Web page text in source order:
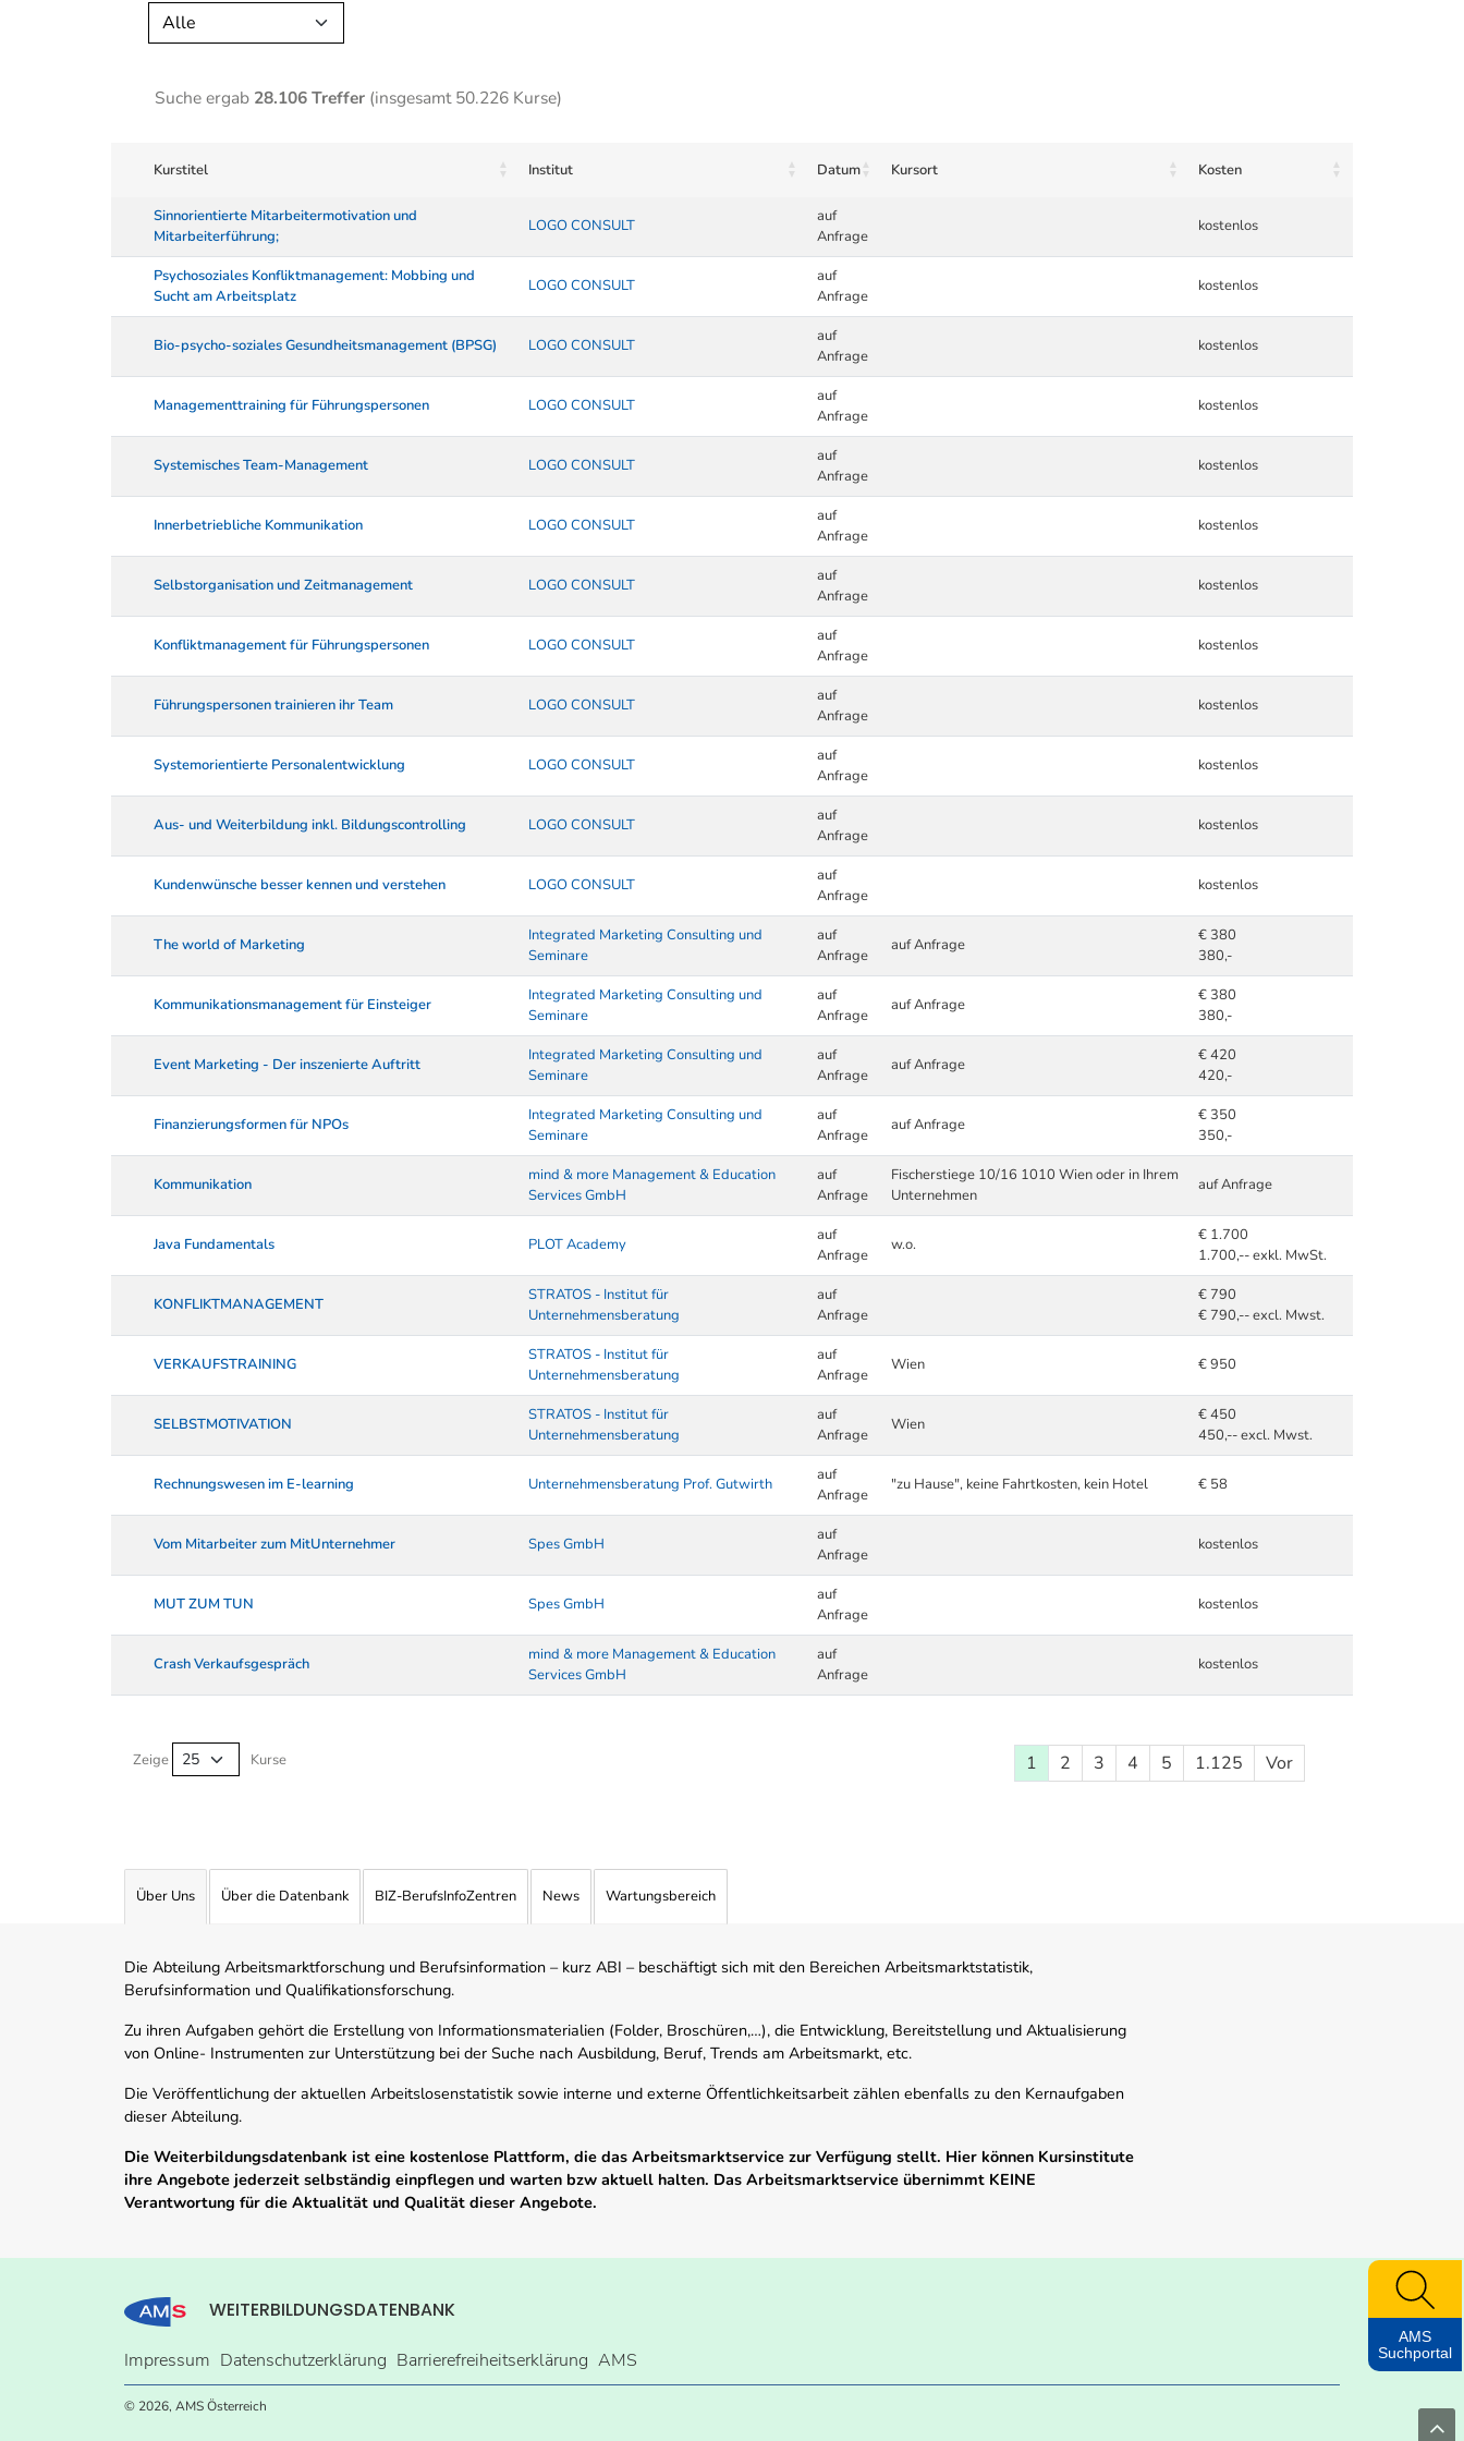
Alle
Suche ergab 28.106 Treffer (insgesamt 50.226 Kurse)
Kurstitel Institut Datum Kursort Kosten
Sinnorientierte Mitarbeitermotivation und
Mitarbeiterführung;
LOGO CONSULT
auf
Anfrage
kostenlos
Psychosoziales Konfliktmanagement: Mobbing und
Sucht am Arbeitsplatz
LOGO CONSULT
auf
Anfrage
kostenlos
Bio-psycho-soziales Gesundheitsmanagement (BPSG) LOGO CONSULT
auf
Anfrage
kostenlos
Managementtraining für Führungspersonen LOGO CONSULT
auf
Anfrage
kostenlos
Systemisches Team-Management LOGO CONSULT
auf
Anfrage
kostenlos
Innerbetriebliche Kommunikation LOGO CONSULT
auf
Anfrage
kostenlos
Selbstorganisation und Zeitmanagement LOGO CONSULT
auf
Anfrage
kostenlos
Konfliktmanagement für Führungspersonen LOGO CONSULT
auf
Anfrage
kostenlos
Führungspersonen trainieren ihr Team LOGO CONSULT
auf
Anfrage
kostenlos
Systemorientierte Personalentwicklung LOGO CONSULT
auf
Anfrage
kostenlos
Aus- und Weiterbildung inkl. Bildungscontrolling LOGO CONSULT
auf
Anfrage
kostenlos
Kundenwünsche besser kennen und verstehen LOGO CONSULT
auf
Anfrage
kostenlos
The world of Marketing
Integrated Marketing Consulting und
Seminare
auf
Anfrage
auf Anfrage
€ 380
380,-
Kommunikationsmanagement für Einsteiger
Integrated Marketing Consulting und
Seminare
auf
Anfrage
auf Anfrage
€ 380
380,-
Event Marketing - Der inszenierte Auftritt
Integrated Marketing Consulting und
Seminare
auf
Anfrage
auf Anfrage
€ 420
420,-
Finanzierungsformen für NPOs
Integrated Marketing Consulting und
Seminare
auf
Anfrage
auf Anfrage
€ 350
350,-
Kommunikation
mind & more Management & Education
Services GmbH
auf
Anfrage
Fischerstiege 10/16 1010 Wien oder in Ihrem
Unternehmen
auf Anfrage
Java Fundamentals PLOT Academy
auf
Anfrage
w.o.
€ 1.700
1.700,-- exkl. MwSt.
KONFLIKTMANAGEMENT
STRATOS - Institut für
Unternehmensberatung
auf
Anfrage
€ 790
€ 790,-- excl. Mwst.
VERKAUFSTRAINING
STRATOS - Institut für
Unternehmensberatung
auf
Anfrage
Wien € 950
SELBSTMOTIVATION
STRATOS - Institut für
Unternehmensberatung
auf
Anfrage
Wien
€ 450
450,-- excl. Mwst.
Rechnungswesen im E-learning Unternehmensberatung Prof. Gutwirth
auf
Anfrage
"zu Hause", keine Fahrtkosten, kein Hotel € 58
Vom Mitarbeiter zum MitUnternehmer Spes GmbH
auf
Anfrage
kostenlos
MUT ZUM TUN Spes GmbH
auf
Anfrage
kostenlos
Crash Verkaufsgespräch
mind & more Management & Education
Services GmbH
auf
Anfrage
kostenlos
Zeige Kurse 1 2 3 4 5 1.125 Vor
Über Uns Über die Datenbank BIZ-BerufsInfoZentren News Wartungsbereich
Die Abteilung Arbeitsmarktforschung und Berufsinformation – kurz ABI – beschäftigt sich mit den Bereichen Arbeitsmarktstatistik,
Berufsinformation und Qualifikationsforschung.
Zu ihren Aufgaben gehört die Erstellung von Informationsmaterialien (Folder, Broschüren,…), die Entwicklung, Bereitstellung und Aktualisierung
von Online- Instrumenten zur Unterstützung bei der Suche nach Ausbildung, Beruf, Trends am Arbeitsmarkt, etc.
Die Veröffentlichung der aktuellen Arbeitslosenstatistik sowie interne und externe Öffentlichkeitsarbeit zählen ebenfalls zu den Kernaufgaben
dieser Abteilung.
Die Weiterbildungsdatenbank ist eine kostenlose Plattform, die das Arbeitsmarktservice zur Verfügung stellt. Hier können Kursinstitute
ihre Angebote jederzeit selbständig einpflegen und warten bzw aktuell halten. Das Arbeitsmarktservice übernimmt KEINE
Verantwortung für die Aktualität und Qualität dieser Angebote.
WEITERBILDUNGSDATENBANK
Impressum Datenschutzerklärung Barrierefreiheitserklärung AMS
© 2026, AMS Österreich
AMS
Suchportal